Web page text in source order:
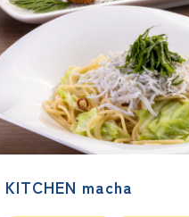
KITCHEN macha